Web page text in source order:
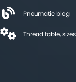
Pneumatic blog
Thread table, sizes